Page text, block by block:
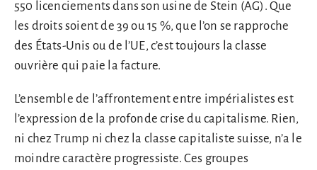
550 licenciements dans son usine de Stein (AG). Que
les droits soient de 39 ou 15 %, que l’on se rapproche
des États-Unis ou de l’UE, c’est toujours la classe
ouvrière qui paie la facture.
L’ensemble de l’affrontement entre impérialistes est
l’expression de la profonde crise du capitalisme. Rien,
ni chez Trump ni chez la classe capitaliste suisse, n’a le
moindre caractère progressiste. Ces groupes